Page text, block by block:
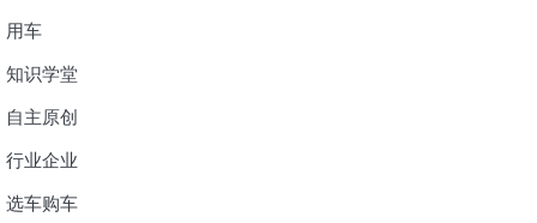
用车
知识学堂
自主原创
行业企业
选车购车